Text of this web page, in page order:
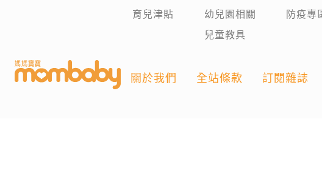
育兒津貼
幼兒園相關
兒童教具
防疫專
關於我們 全站條款 訂閱雜誌